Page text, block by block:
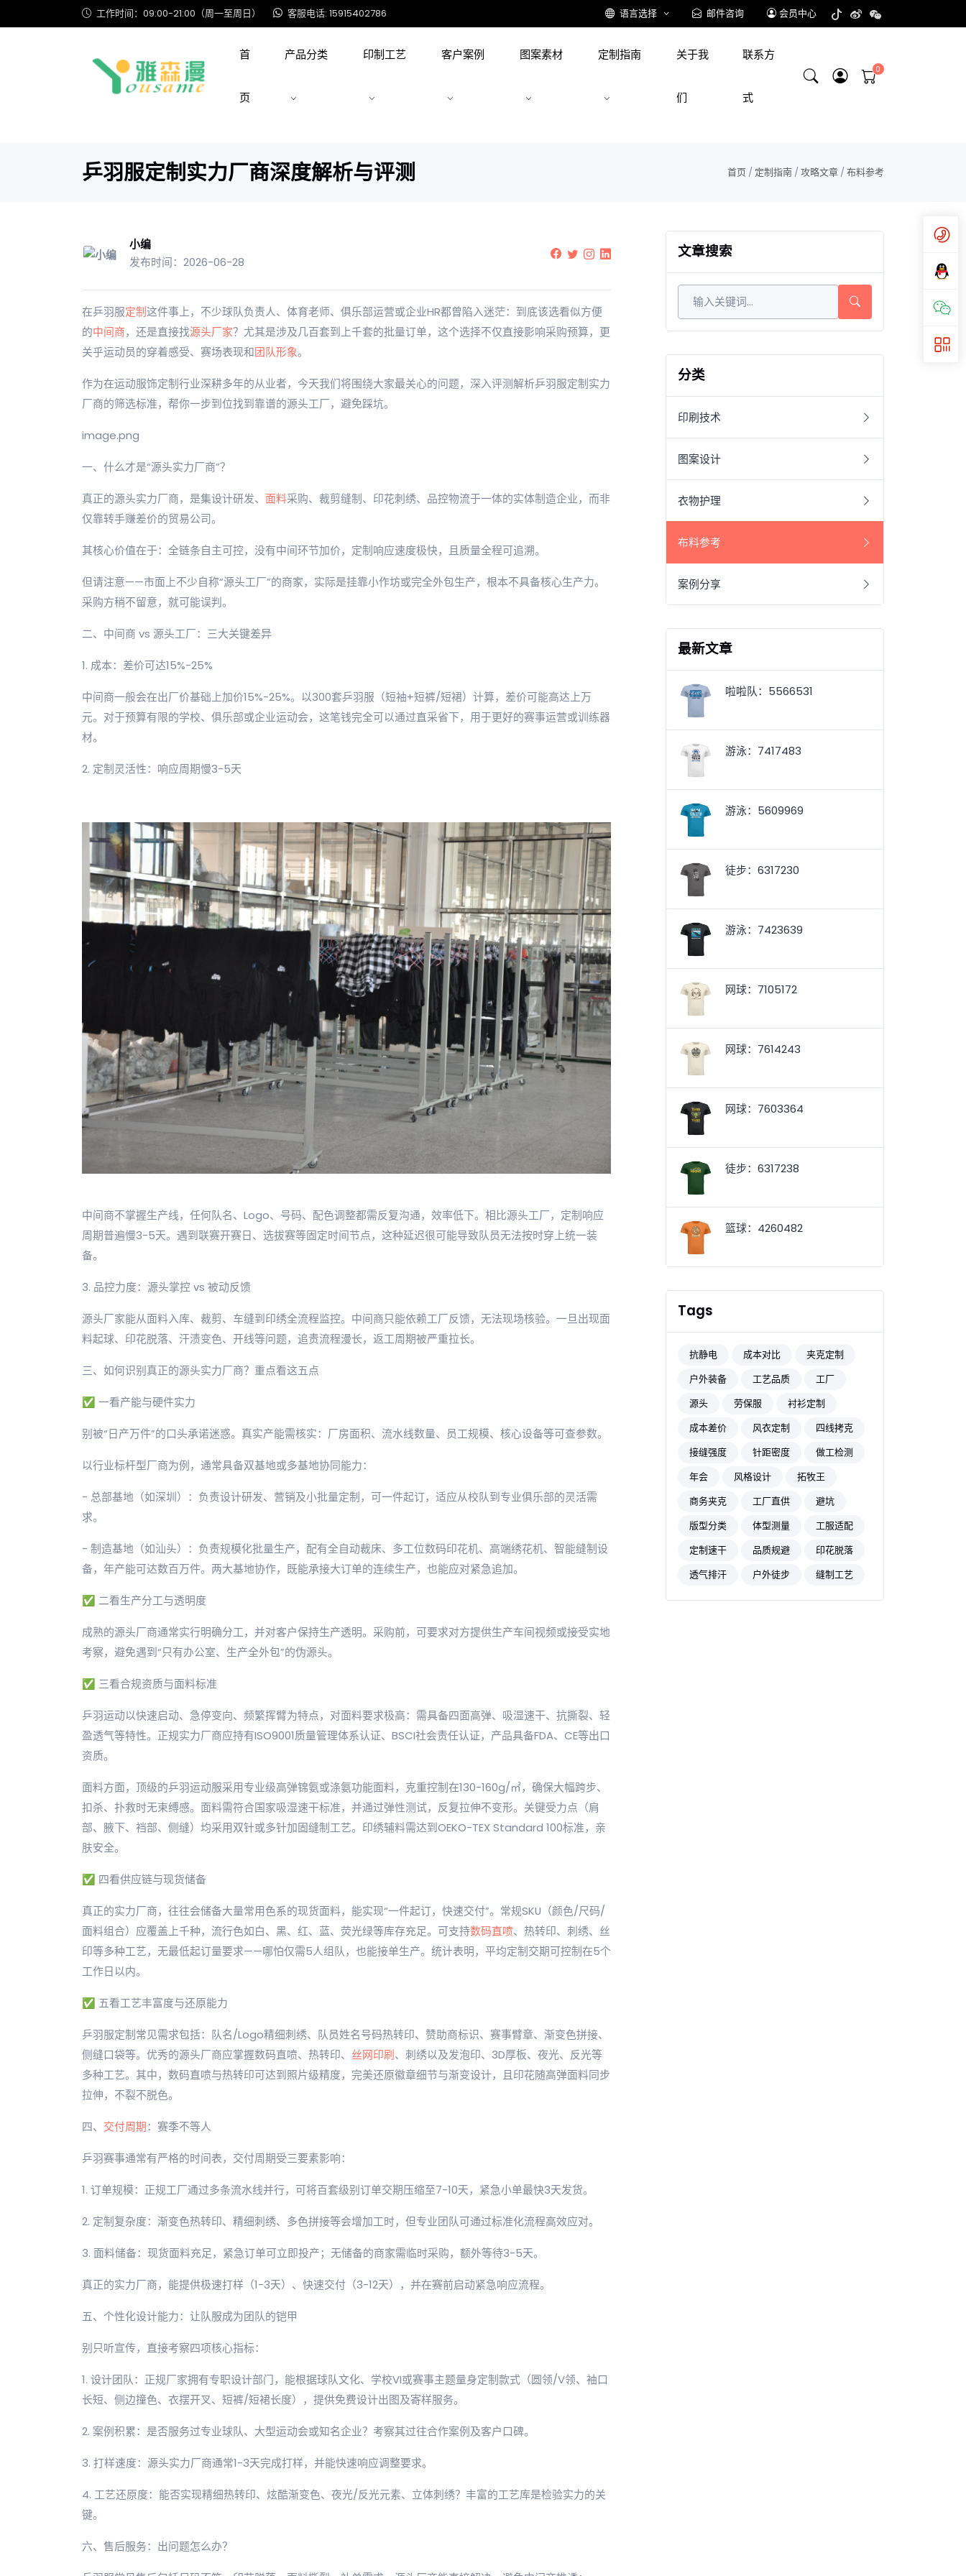
工作时间：09:00-21:00（周一至周日） 客服电话: 15915402786 语言选择 邮件咨询 会员中心
首
页
产品分类 印制工艺 客户案例 图案素材 定制指南 关于我
们
联系方
式
乒羽服定制实力厂商深度解析与评测 首页 / 定制指南/攻略文章/布料参考
小编
发布时间：2026-06-28
在乒羽服定制这件事上，不少球队负责人、体育老师、俱乐部运营或企业HR都曾陷入迷茫：到底该选看似方便
的中间商，还是直接找源头厂家？尤其是涉及几百套到上千套的批量订单，这个选择不仅直接影响采购预算，更
关乎运动员的穿着感受、赛场表现和团队形象。
作为在运动服饰定制行业深耕多年的从业者，今天我们将围绕大家最关心的问题，深入评测解析乒羽服定制实力
厂商的筛选标准，帮你一步到位找到靠谱的源头工厂，避免踩坑。
image.png
一、什么才是“源头实力厂商”？
真正的源头实力厂商，是集设计研发、 面料采购、裁剪缝制、印花刺绣、品控物流于一体的实体制造企业，而非
仅靠转手赚差价的贸易公司。
其核心价值在于：全链条自主可控，没有中间环节加价，定制响应速度极快，且质量全程可追溯。
但请注意——市面上不少自称“源头工厂”的商家，实际是挂靠小作坊或完全外包生产，根本不具备核心生产力。
采购方稍不留意，就可能误判。
二、中间商 vs 源头工厂：三大关键差异
1. 成本：差价可达15%-25%
中间商一般会在出厂价基础上加价15%-25%。以300套乒羽服（短袖+短裤/短裙）计算，差价可能高达上万
元。对于预算有限的学校、俱乐部或企业运动会，这笔钱完全可以通过直采省下，用于更好的赛事运营或训练器
材。
2. 定制灵活性：响应周期慢3-5天
中间商不掌握生产线，任何队名、Logo、号码、配色调整都需反复沟通，效率低下。相比源头工厂，定制响应
周期普遍慢3-5天。遇到联赛开赛日、选拔赛等固定时间节点，这种延迟很可能导致队员无法按时穿上统一装
备。
3. 品控力度：源头掌控 vs 被动反馈
源头厂家能从面料入库、裁剪、车缝到印绣全流程监控。中间商只能依赖工厂反馈，无法现场核验。一旦出现面
料起球、印花脱落、汗渍变色、开线等问题，追责流程漫长，返工周期被严重拉长。
三、如何识别真正的源头实力厂商？重点看这五点
✅ 一看产能与硬件实力
别被“日产万件”的口头承诺迷惑。真实产能需核实：厂房面积、流水线数量、员工规模、核心设备等可查参数。
以行业标杆型厂商为例，通常具备双基地或多基地协同能力：
- 总部基地（如深圳）：负责设计研发、营销及小批量定制，可一件起订，适应从校队到专业俱乐部的灵活需
求。
- 制造基地（如汕头）：负责规模化批量生产，配有全自动裁床、多工位数码印花机、高端绣花机、智能缝制设
备，年产能可达数百万件。两大基地协作，既能承接大订单的连续生产，也能应对紧急追加。
✅ 二看生产分工与透明度
成熟的源头厂商通常实行明确分工，并对客户保持生产透明。采购前，可要求对方提供生产车间视频或接受实地
考察，避免遇到“只有办公室、生产全外包”的伪源头。
✅ 三看合规资质与面料标准
乒羽运动以快速启动、急停变向、频繁挥臂为特点，对面料要求极高：需具备四面高弹、吸湿速干、抗撕裂、轻
盈透气等特性。正规实力厂商应持有ISO9001质量管理体系认证、BSCI社会责任认证，产品具备FDA、CE等出口
资质。
面料方面，顶级的乒羽运动服采用专业级高弹锦氨或涤氨功能面料，克重控制在130-160g/㎡，确保大幅跨步、
扣杀、扑救时无束缚感。面料需符合国家吸湿速干标准，并通过弹性测试，反复拉伸不变形。关键受力点（肩
部、腋下、裆部、侧缝）均采用双针或多针加固缝制工艺。印绣辅料需达到OEKO-TEX Standard 100标准，亲
肤安全。
✅ 四看供应链与现货储备
真正的实力厂商，往往会储备大量常用色系的现货面料，能实现“一件起订，快速交付”。常规SKU（颜色/尺码/
面料组合）应覆盖上千种，流行色如白、黑、红、蓝、荧光绿等库存充足。可支持数码直喷、热转印、刺绣、丝
印等多种工艺，无最低起订量要求——哪怕仅需5人组队，也能接单生产。统计表明，平均定制交期可控制在5个
工作日以内。
✅ 五看工艺丰富度与还原能力
乒羽服定制常见需求包括：队名/Logo精细刺绣、队员姓名号码热转印、赞助商标识、赛事臂章、渐变色拼接、
侧缝口袋等。优秀的源头厂商应掌握数码直喷、热转印、 丝网印刷、刺绣以及发泡印、3D厚板、夜光、反光等
多种工艺。其中，数码直喷与热转印可达到照片级精度，完美还原徽章细节与渐变设计，且印花随高弹面料同步
拉伸，不裂不脱色。
四、 交付周期：赛季不等人
乒羽赛事通常有严格的时间表，交付周期受三要素影响：
1. 订单规模：正规工厂通过多条流水线并行，可将百套级别订单交期压缩至7-10天，紧急小单最快3天发货。
2. 定制复杂度：渐变色热转印、精细刺绣、多色拼接等会增加工时，但专业团队可通过标准化流程高效应对。
3. 面料储备：现货面料充足，紧急订单可立即投产；无储备的商家需临时采购，额外等待3-5天。
真正的实力厂商，能提供极速打样（1-3天）、快速交付（3-12天），并在赛前启动紧急响应流程。
五、个性化设计能力：让队服成为团队的铠甲
别只听宣传，直接考察四项核心指标：
1. 设计团队：正规厂家拥有专职设计部门，能根据球队文化、学校VI或赛事主题量身定制款式（圆领/V领、袖口
长短、侧边撞色、衣摆开叉、短裤/短裙长度），提供免费设计出图及寄样服务。
2. 案例积累：是否服务过专业球队、大型运动会或知名企业？考察其过往合作案例及客户口碑。
3. 打样速度：源头实力厂商通常1-3天完成打样，并能快速响应调整要求。
4. 工艺还原度：能否实现精细热转印、炫酷渐变色、夜光/反光元素、立体刺绣？丰富的工艺库是检验实力的关
键。
六、售后服务：出问题怎么办？
文章搜索
分类
印刷技术
图案设计
衣物护理
布料参考
案例分享
最新文章
啦啦队：5566531
游泳：7417483
游泳：5609969
徒步：6317230
游泳：7423639
网球：7105172
网球：7614243
网球：7603364
徒步：6317238
篮球：4260482
Tags
抗静电 成本对比
夹克定制
户外装备
工艺品质
工厂
源头
劳保服
衬衫定制
成本差价
风衣定制
四线拷克
接缝强度
针距密度
做工检测
年会
风格设计
拓牧王
商务夹克
工厂直供
避坑
版型分类
体型测量
工服适配
定制速干
品质规避
印花脱落
透气排汗
户外徒步 缝制工艺